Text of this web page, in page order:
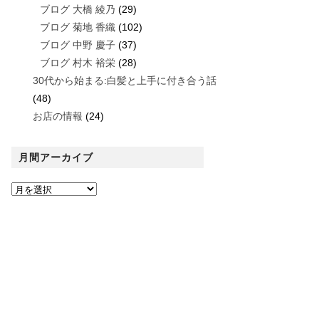
ブログ 大橋 綾乃 (29)
ブログ 菊地 香織 (102)
ブログ 中野 慶子 (37)
ブログ 村木 裕栄 (28)
30代から始まる:白髪と上手に付き合う話
(48)
お店の情報 (24)
月間アーカイブ